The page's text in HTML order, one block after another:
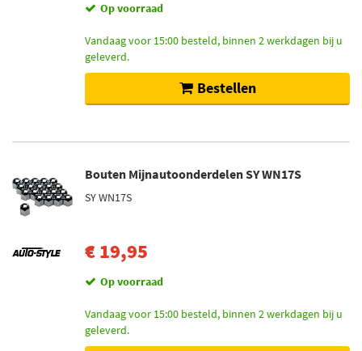
Op voorraad
Vandaag voor 15:00 besteld, binnen 2 werkdagen bij u
geleverd.
Bestellen
Bouten Mijnautoonderdelen SY WN17S
SY WN17S
€ 19,95
Op voorraad
Vandaag voor 15:00 besteld, binnen 2 werkdagen bij u
geleverd.